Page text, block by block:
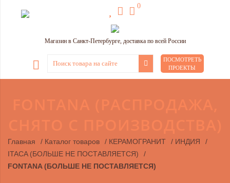
0
Магазин в Санкт-Петербурге, доставка по всей России
ПОСМОТРЕТЬ
ПРОЕКТЫ
Главная / Каталог товаров / КЕРАМОГРАНИТ / ИНДИЯ
/
ITACA (БОЛЬШЕ НЕ ПОСТАВЛЯЕТСЯ)
/
FONTANA (БОЛЬШЕ НЕ ПОСТАВЛЯЕТСЯ)